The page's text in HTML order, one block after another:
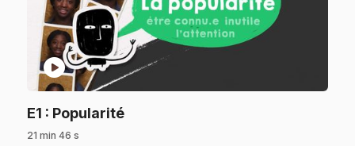
play_circle
E1 : Popularité.
21 min 46 s